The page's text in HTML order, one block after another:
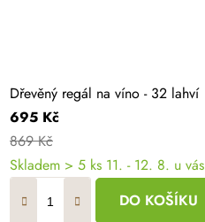
Dřevěný regál na víno - 32 lahví
695 Kč
869 Kč
Skladem > 5 ks 11. - 12. 8. u vás
DO KOŠÍKU